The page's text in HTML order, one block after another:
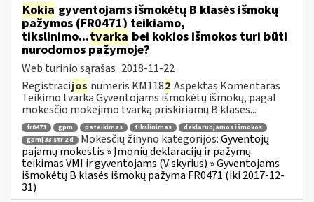
Kokia gyventojams išmokėtų B klasės išmokų
pažymos (FR0471) teikiamo,
tikslinimo...tvarka bei kokios išmokos turi būti
nurodomos pažymoje?
Web turinio sąrašas 2018-11-22
Registracijos numeris KM1182 Aspektas Komentaras
Teikimo tvarka Gyventojams išmokėtų išmokų, pagal
mokesčio mokėjimo tvarką priskiriamų B klasės...
fr0471 gpm pateikimas tikslinimas
deklaruojamos išmokos
gpmį 33 str 2 d
Mokesčių žinyno kategorijos:Gyventojų
pajamų mokestis » Įmonių deklaracijų ir pažymų
teikimas VMI ir gyventojams (V skyrius) » Gyventojams
išmokėtų B klasės išmokų pažyma FR0471 (iki 2017-12-
31)